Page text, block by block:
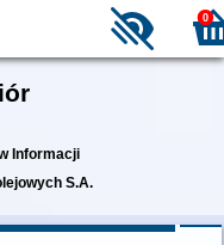
0
Informacji
S.A.